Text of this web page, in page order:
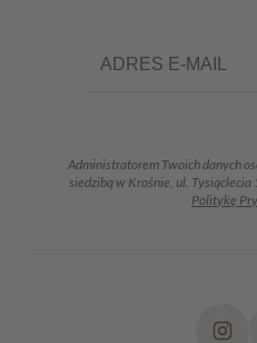
Administratorem Twoich danych
siedzibą w Krośnie, ul.
Politykę